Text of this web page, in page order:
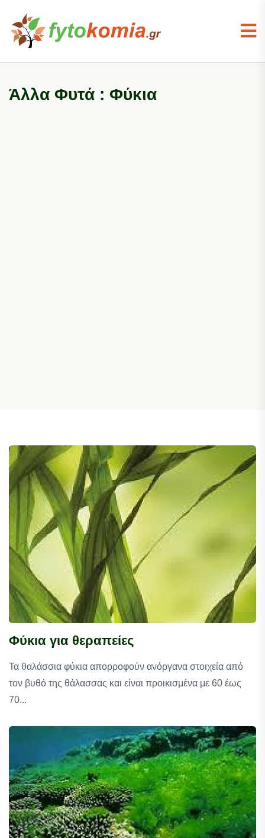
Άλλα Φυτά : Φύκια
Φύκια για θεραπείες
Τα θαλάσσια φύκια απορροφούν ανόργανα στοιχεία από
τον βυθό της θάλασσας και είναι προικισμένα με 60 έως
70...